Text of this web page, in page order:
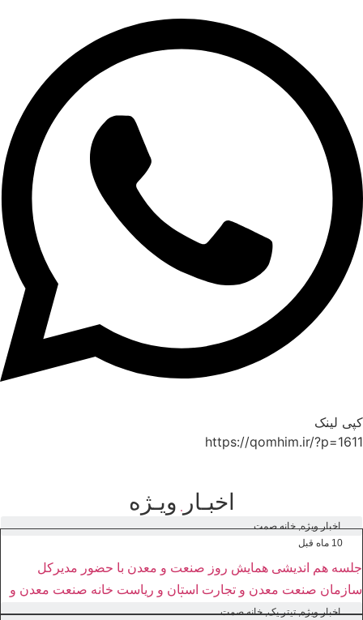
کپی لینک
https://qomhim.ir/?p=1611
اخبـار ویـژه
اخبار ویژه,خانه صمت
10 ماه قبل
جلسه هم اندیشی همایش روز صنعت و معدن با حضور مدیرکل
سازمان صنعت معدن و تجارت استان و ریاست خانه صنعت معدن و
تجارت استان قم
اخبار ویژه,تیتر یک,خانه صمت